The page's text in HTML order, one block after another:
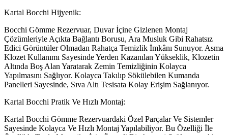
Kartal Bocchi Hijyenik:
Bocchi Gömme Rezervuar, Duvar İçine Gizlenen Montaj
Çözümleriyle Açıkta Bağlantı Borusu, Ara Musluk Gibi Rahatsız
Edici Görüntüler Olmadan Rahatça Temizlik İmkânı Sunuyor. Asma
Klozet Kullanımı Sayesinde Yerden Kazanılan Yükseklik, Klozetin
Altında Boş Alan Yaratarak Zemin Temizliğinin Kolayca
Yapılmasını Sağlıyor. Kolayca Takılıp Sökülebilen Kumanda
Panelleri Sayesinde, Sıva Altı Tesisata Kolay Erişim Sağlanıyor.
Kartal Bocchi Pratik Ve Hızlı Montaj:
Kartal Bocchi Gömme Rezervuardaki Özel Parçalar Ve Sistemler
Sayesinde Kolayca Ve Hızlı Montaj Yapılabiliyor. Bu Özelliği İle